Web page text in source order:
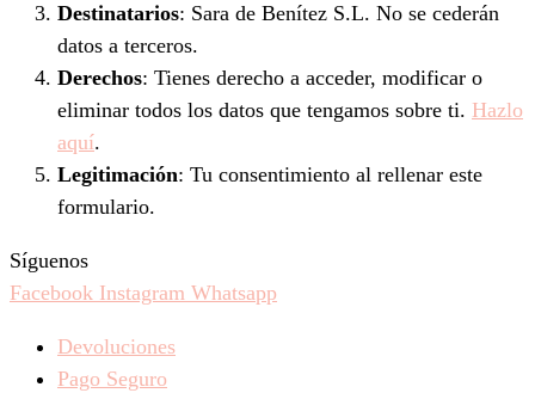
Destinatarios: Sara de Benítez S.L. No se cederán
datos a terceros.
Derechos: Tienes derecho a acceder, modificar o
eliminar todos los datos que tengamos sobre ti. Hazlo
aquí.
Legitimación: Tu consentimiento al rellenar este
formulario.
Síguenos
Facebook Instagram Whatsapp
Devoluciones
Pago Seguro